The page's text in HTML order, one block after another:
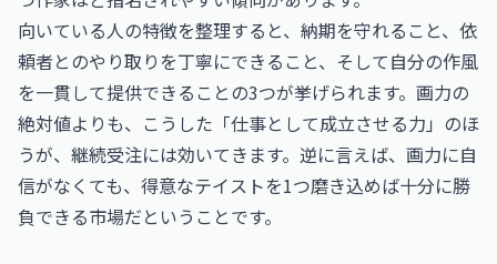
向いている人の特徴を整理すると、納期を守れること、依
頼者とのやり取りを丁寧にできること、そして自分の作風
を一貫して提供できることの3つが挙げられます。画力の
絶対値よりも、こうした「仕事として成立させる力」のほ
うが、継続受注には効いてきます。逆に言えば、画力に自
信がなくても、得意なテイストを1つ磨き込めば十分に勝
負できる市場だということです。